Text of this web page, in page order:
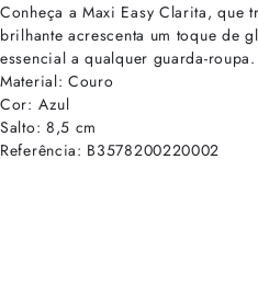
Conheça a Maxi Easy Clarita, que
brilhante acrescenta um toque de
essencial a qualquer guarda-roupa.
Material: Couro
Cor: Azul
Salto: 8,5 cm
Referência: B3578200220002